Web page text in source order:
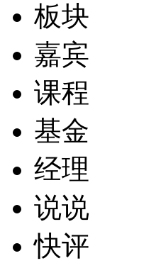
板块
嘉宾
课程
基金
经理
说说
快评